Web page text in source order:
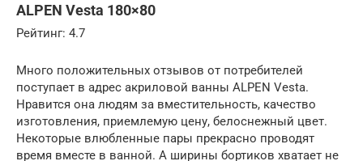
ALPEN Vesta 180×80
Рейтинг: 4.7
Много положительных отзывов от потребителей
поступает в адрес акриловой ванны ALPEN Vesta.
Нравится она людям за вместительность, качество
изготовления, приемлемую цену, белоснежный цвет.
Некоторые влюбленные пары прекрасно проводят
время вместе в ванной. А ширины бортиков хватает не